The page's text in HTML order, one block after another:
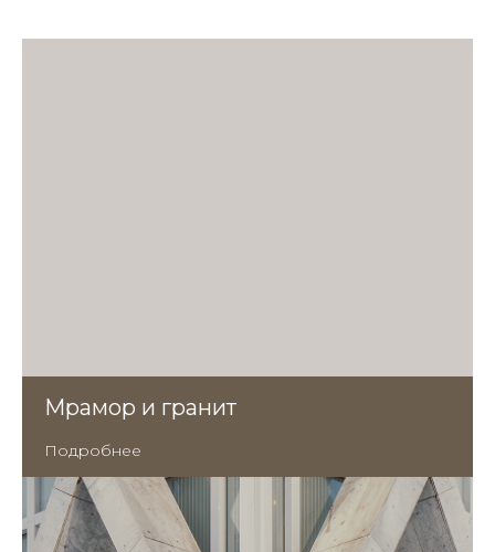
Мрамор и гранит
Подробнее